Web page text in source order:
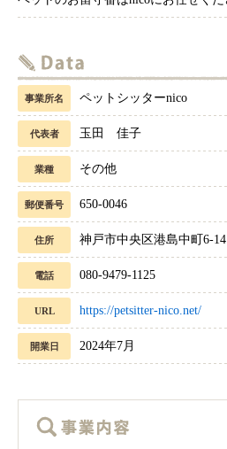
事業所名 ペットシッターnico
代表者 玉田 佳子
業種 その他
郵便番号 650-0046
住所 神戸市中央区港島中町6-14
電話 080-9479-1125
URL https://petsitter-nico.net/
開業日 2024年7月